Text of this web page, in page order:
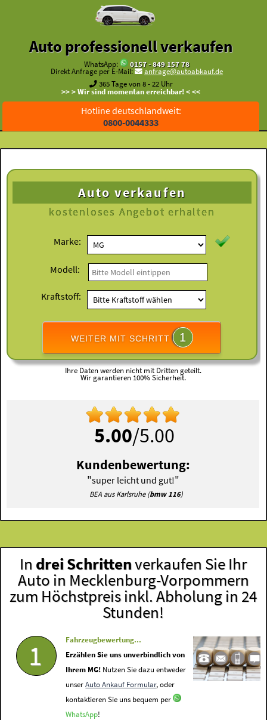
Auto professionell verkaufen
WhatsApp:
0157 - 849 157 78
Direkt Anfrage per E-Mail:
anfrage@autoabkauf.de
365 Tage von 8 - 22 Uhr
>> > Wir sind momentan erreichbar! < <<
Hotline deutschlandweit:
0800-0044333
Auto verkaufen
kostenloses Angebot erhalten
Marke:
Modell:
Kraftstoff:
WEITER MIT SCHRITT 1
Ihre Daten werden nicht mit Dritten geteilt.
Wir garantieren 100% Sicherheit.
5.00/5.00
Kundenbewertung:
"super leicht und gut!"
BEA aus Karlsruhe (bmw 116)
In drei Schrittenverkaufen Sie Ihr
Auto in Mecklenburg-Vorpommern
zum Höchstpreis inkl. Abholung in 24
Stunden!
1
Fahrzeugbewertung...
Erzählen Sie uns unverbindlich von
Ihrem MG! Nutzen Sie dazu entweder
unserAuto Ankauf Formular, oder
kontaktieren Sie uns bequem per
WhatsApp!